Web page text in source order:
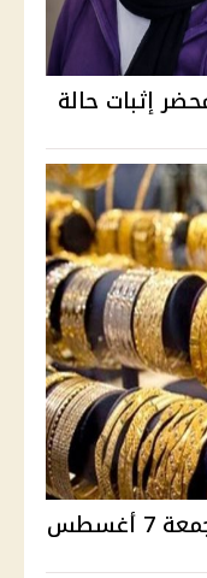
محضر إثبات حالة
سعر الذهب في مصر اليوم الجمعة 7 أغسطس